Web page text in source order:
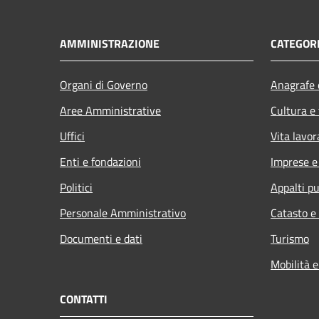
AMMINISTRAZIONE
Organi di Governo
Aree Amministrative
Uffici
Enti e fondazioni
Politici
Personale Amministrativo
Documenti e dati
Cultura
Vita
Imprese
Appalti
Catasto
Turismo
Mobilità
CONTATTI